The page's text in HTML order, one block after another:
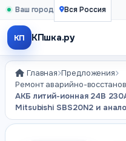
Ваш город Вся Россия
КП КПшка.ру
Главная Предложения
Ремонт аварийно-
АКБ литий-ионная 24В
Mitsubishi SBS20N2 и